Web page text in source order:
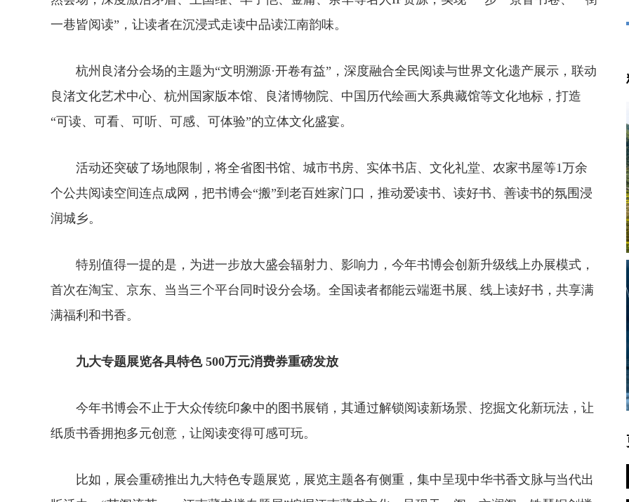
一巷皆阅读”，让读者在沉浸式走读中品读江南韵味。
杭州良渚分会场的主题为“文明溯源·开卷有益”，深度融合全民阅读与世界文化遗产展示，联动
良渚文化艺术中心、杭州国家版本馆、良渚博物院、中国历代绘画大系典藏馆等文化地标，打造
“可读、可看、可听、可感、可体验”的立体文化盛宴。
活动还突破了场地限制，将全省图书馆、城市书房、实体书店、文化礼堂、农家书屋等1万余
个公共阅读空间连点成网，把书博会“搬”到老百姓家门口，推动爱读书、读好书、善读书的氛围浸
润城乡。
特别值得一提的是，为进一步放大盛会辐射力、影响力，今年书博会创新升级线上办展模式，
首次在淘宝、京东、当当三个平台同时设分会场。全国读者都能云端逛书展、线上读好书，共享满
满福利和书香。
九大专题展览各具特色 500万元消费券重磅发放
今年书博会不止于大众传统印象中的图书展销，其通过解锁阅读新场景、挖掘文化新玩法，让
纸质书香拥抱多元创意，让阅读变得可感可玩。
比如，展会重磅推出九大特色专题展览，展览主题各有侧重，集中呈现中华书香文脉与当代出